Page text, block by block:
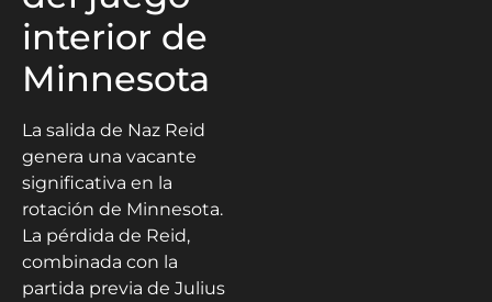
interior de
Minnesota
La salida de Naz Reid
genera una vacante
significativa en la
rotación de Minnesota.
La pérdida de Reid,
combinada con la
partida previa de Julius